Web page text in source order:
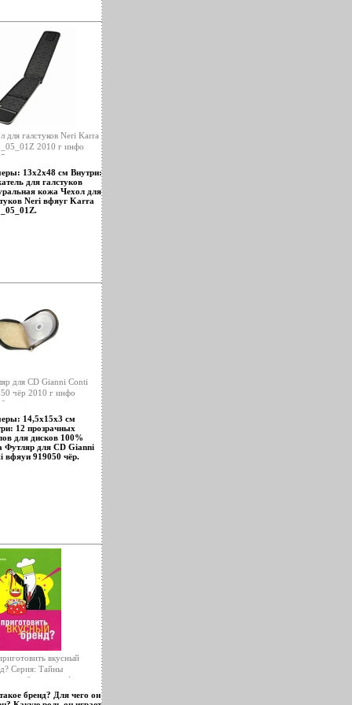
вузов,
а также
и
фирм и
Автор Максим
для галстуков Neri Karra
2010 г инфо
13х2х48 см Внутри:
для галстуков
кожа Чехол для
Neri вфяуг Karra
для CD Gianni Conti
чёр 2010 г инфо
14,5x15x3 см
12 прозрачных
для дисков 100%
Футляр для CD Gianni
вфяуи 919050 чёр.
вкусный
Серия: Тайны
бизнеса инфо
бренд? Для чего он